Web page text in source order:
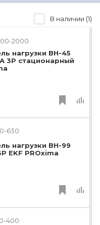
В наличии (1)
2000
нагрузки ВН-45
3P стационарный
630
нагрузки ВН-99
EKF PROxima
400